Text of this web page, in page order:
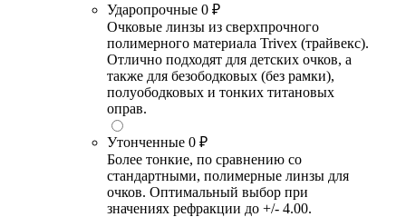
Ударопрочные 0 ₽
Очковые линзы из сверхпрочного
полимерного материала Trivex (трайвекс).
Отлично подходят для детских очков, а
также для безободковых (без рамки),
полуободковых и тонких титановых
оправ.
Утонченные 0 ₽
Более тонкие, по сравнению со
стандартными, полимерные линзы для
очков. Оптимальный выбор при
значениях рефракции до +/- 4.00.